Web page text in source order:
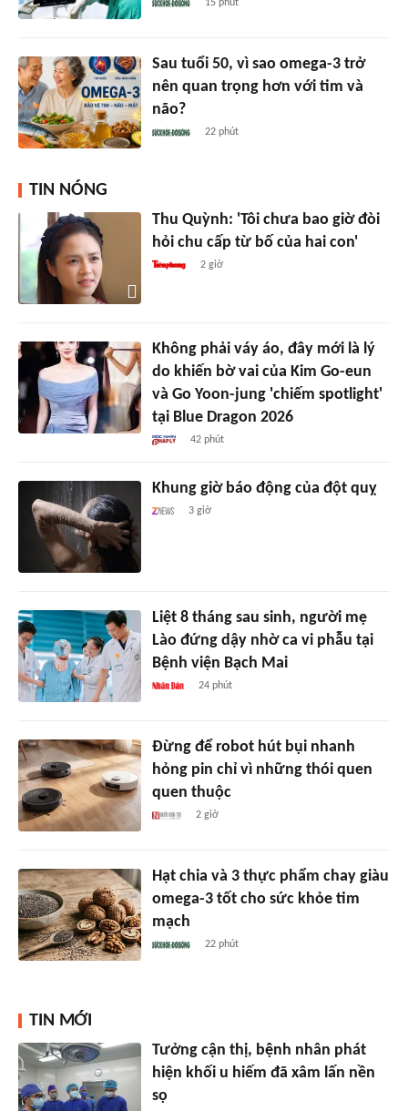
15 phút
Sau tuổi 50, vì sao omega-3 trở
nên quan trọng hơn với tim và
não?
22 phút
TIN NÓNG
Thu Quỳnh: 'Tôi chưa bao giờ đòi
hỏi chu cấp từ bố của hai con'
2 giờ
Không phải váy áo, đây mới là lý
do khiến bờ vai của Kim Go-eun
và Go Yoon-jung 'chiếm spotlight'
tại Blue Dragon 2026
42 phút
Khung giờ báo động của đột quỵ
3 giờ
Liệt 8 tháng sau sinh, người mẹ
Lào đứng dậy nhờ ca vi phẫu tại
Bệnh viện Bạch Mai
24 phút
Đừng để robot hút bụi nhanh
hỏng pin chỉ vì những thói quen
quen thuộc
2 giờ
Hạt chia và 3 thực phẩm chay giàu
omega-3 tốt cho sức khỏe tim
mạch
22 phút
TIN MỚI
Tưởng cận thị, bệnh nhân phát
hiện khối u hiếm đã xâm lấn nền
sọ